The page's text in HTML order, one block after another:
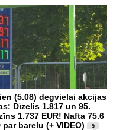
(5.08) degvielai akcijas
Dīzelis 1.817 un 95.
1.737 EUR! Nafta 75.6
par barelu (+ VIDEO)
9